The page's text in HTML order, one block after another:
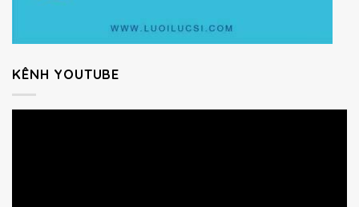
KÊNH YOUTUBE